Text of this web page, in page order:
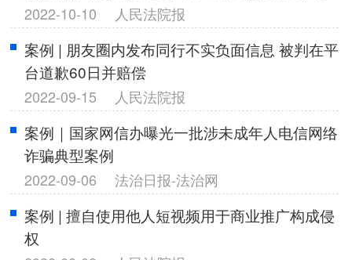
2022-10-10 人民法院报
案例 | 朋友圈内发布同行不实负面信息 被判在平
台道歉60日并赔偿
2022-09-15 人民法院报
案例｜国家网信办曝光一批涉未成年人电信网络
诈骗典型案例
2022-09-06 法治日报-法治网
案例 | 擅自使用他人短视频用于商业推广构成侵
权